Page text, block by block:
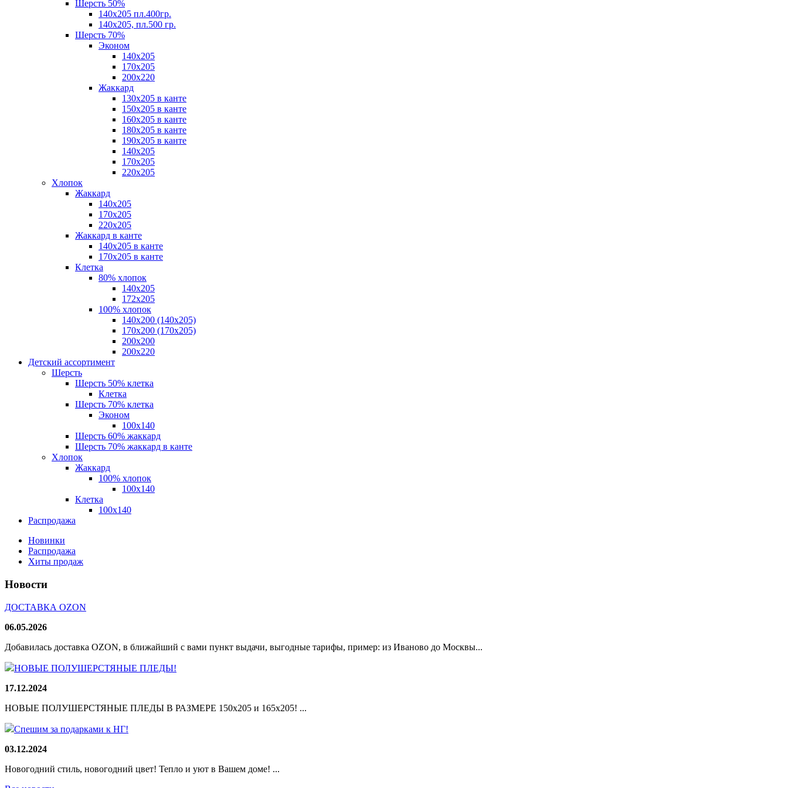
Шерсть 50%
140х205 пл.400гр.
140х205, пл.500 гр.
Шерсть 70%
Эконом
140х205
170х205
200х220
Жаккард
130х205 в канте
150х205 в канте
160х205 в канте
180х205 в канте
190х205 в канте
140х205
170х205
220х205
Хлопок
Жаккард
140x205
170х205
220х205
Жаккард в канте
140х205 в канте
170х205 в канте
Клетка
80% хлопок
140x205
172х205
100% хлопок
140x200 (140х205)
170x200 (170х205)
200х200
200х220
Детский ассортимент
Шерсть
Шерсть 50% клетка
Клетка
Шерсть 70% клетка
Эконом
100x140
Шерсть 60% жаккард
Шерсть 70% жаккард в канте
Хлопок
Жаккард
100% хлопок
100x140
Клетка
100х140
Распродажа
Новинки
Распродажа
Хиты продаж
Новости
ДОСТАВКА OZON
06.05.2026
Добавилась доставка OZON, в ближайший с вами пункт выдачи, выгодные тарифы, пример: из Иваново до Москвы...
НОВЫЕ ПОЛУШЕРСТЯНЫЕ ПЛЕДЫ!
17.12.2024
НОВЫЕ ПОЛУШЕРСТЯНЫЕ ПЛЕДЫ В РАЗМЕРЕ 150х205 и 165х205! ...
Спешим за подарками к НГ!
03.12.2024
Новогодний стиль, новогодний цвет! Тепло и уют в Вашем доме! ...